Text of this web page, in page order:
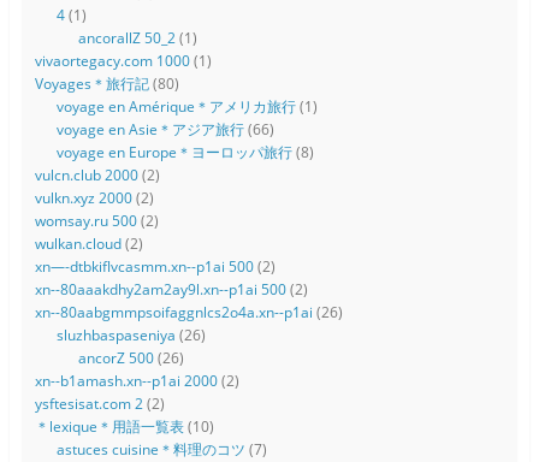
4(1)
ancorallZ 50_2(1)
vivaortegacy.com 1000(1)
Voyages＊旅行記(80)
voyage en Amérique＊アメリカ旅行(1)
voyage en Asie＊アジア旅行(66)
voyage en Europe＊ヨーロッパ旅行(8)
vulcn.club 2000(2)
vulkn.xyz 2000(2)
womsay.ru 500(2)
wulkan.cloud(2)
xn—-dtbkiflvcasmm.xn--p1ai 500(2)
xn--80aaakdhy2am2ay9l.xn--p1ai 500(2)
xn--80aabgmmpsoifaggnlcs2o4a.xn--p1ai (26)
sluzhbaspaseniya (26)
ancorZ 500(26)
xn--b1amash.xn--p1ai 2000(2)
ysftesisat.com 2(2)
＊lexique＊用語一覧表(10)
astuces cuisine＊料理のコツ (7)